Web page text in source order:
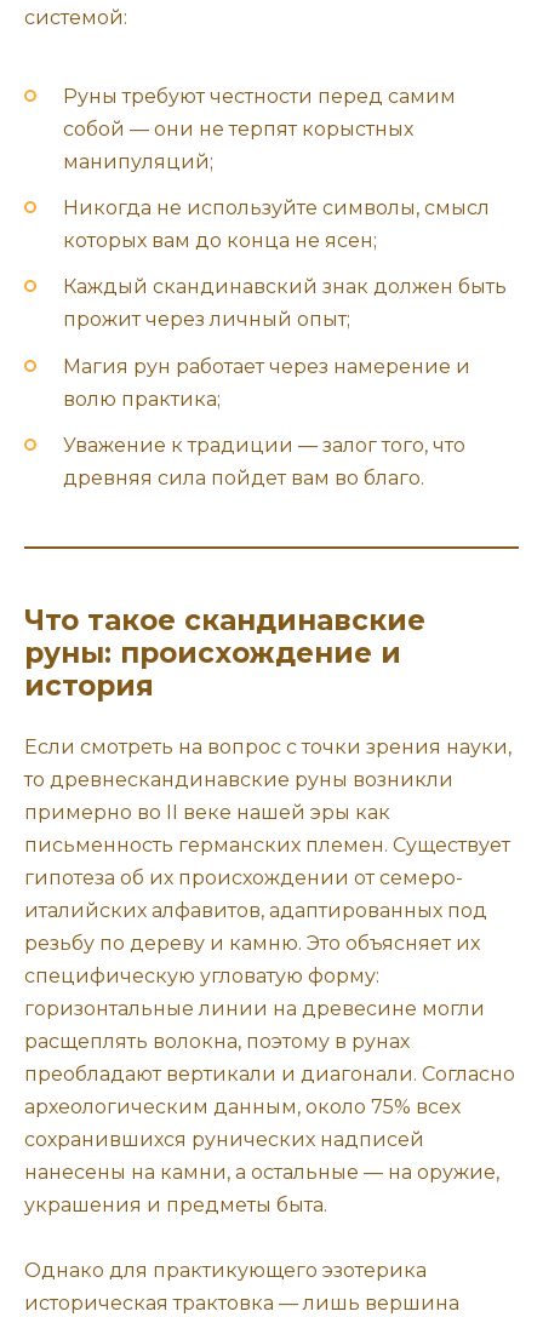
системой:
Руны требуют честности перед самим
собой — они не терпят корыстных
манипуляций;
Никогда не используйте символы, смысл
которых вам до конца не ясен;
Каждый скандинавский знак должен быть
прожит через личный опыт;
Магия рун работает через намерение и
волю практика;
Уважение к традиции — залог того, что
древняя сила пойдет вам во благо.
Что такое скандинавские
руны: происхождение и
история
Если смотреть на вопрос с точки зрения науки,
то древнескандинавские руны возникли
примерно во II веке нашей эры как
письменность германских племен. Существует
гипотеза об их происхождении от семеро-
италийских алфавитов, адаптированных под
резьбу по дереву и камню. Это объясняет их
специфическую угловатую форму:
горизонтальные линии на древесине могли
расщеплять волокна, поэтому в рунах
преобладают вертикали и диагонали. Согласно
археологическим данным, около 75% всех
сохранившихся рунических надписей
нанесены на камни, а остальные — на оружие,
украшения и предметы быта.
Однако для практикующего эзотерика
историческая трактовка — лишь вершина